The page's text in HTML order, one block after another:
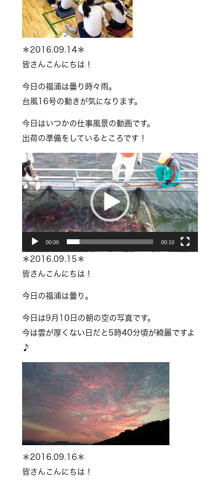
＊2016.09.14＊
皆さんこんにちは！
今日の福浦は曇り時々雨。
台風16号の動きが気になります。
今日はいつかの仕事風景の動画です。
出荷の準備をしているところです！
動
画
プ
レ
ー
ヤ
00:00 00:10
＊2016.09.15＊
皆さんこんにちは！
今日の福浦は曇り。
今日は9月10日の朝の空の写真です。
今は雲が厚くない日だと5時40分頃が綺麗ですよ
♪
＊2016.09.16＊
皆さんこんにちは！